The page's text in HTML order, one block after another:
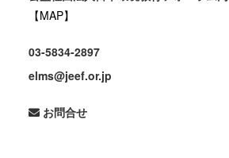
【MAP】
03-5834-2897
elms@jeef.or.jp
お問合せ